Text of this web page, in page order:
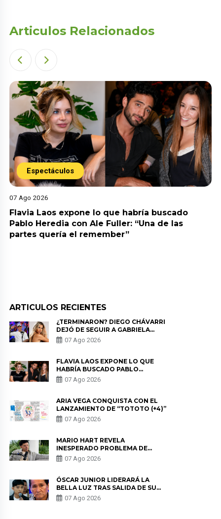
Articulos Relacionados
Espectáculos
07 Ago 2026
Flavia Laos expone lo que habría buscado
Pablo Heredia con Ale Fuller: “Una de las
partes quería el remember”
ARTICULOS RECIENTES
¿TERMINARON? DIEGO CHÁVARRI
DEJÓ DE SEGUIR A GABRIELA
HERRERA Y ANUNCIA SU SALIDA
DE PÓDCAST
07 Ago 2026
FLAVIA LAOS EXPONE LO QUE
HABRÍA BUSCADO PABLO
HEREDIA CON ALE FULLER: “UNA
DE LAS PARTES QUERÍA EL
07 Ago 2026
ARIA VEGA CONQUISTA CON EL
LANZAMIENTO DE “TOTOTO (+4)”
07 Ago 2026
MARIO HART REVELA
INESPERADO PROBLEMA DE
SALUD ANTES DE SEPARARSE DE
KORINA: “ME ENCONTRARON UN
07 Ago 2026
ÓSCAR JUNIOR LIDERARÁ LA
BELLA LUZ TRAS SALIDA DE SU
PADRE POR POLÉMICA CON
NALDY SALDAÑA
07 Ago 2026